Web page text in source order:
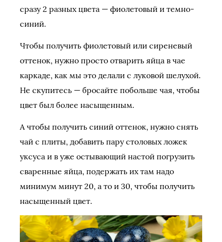
сразу 2 разных цвета — фиолетовый и темно-
синий.
Чтобы получить фиолетовый или сиреневый
оттенок, нужно просто отварить яйца в чае
каркаде, как мы это делали с луковой шелухой.
Не скупитесь — бросайте побольше чая, чтобы
цвет был более насыщенным.
А чтобы получить синий оттенок, нужно снять
чай с плиты, добавить пару столовых ложек
уксуса и в уже остывающий настой погрузить
сваренные яйца, подержать их там надо
минимум минут 20, а то и 30, чтобы получить
насыщенный цвет.